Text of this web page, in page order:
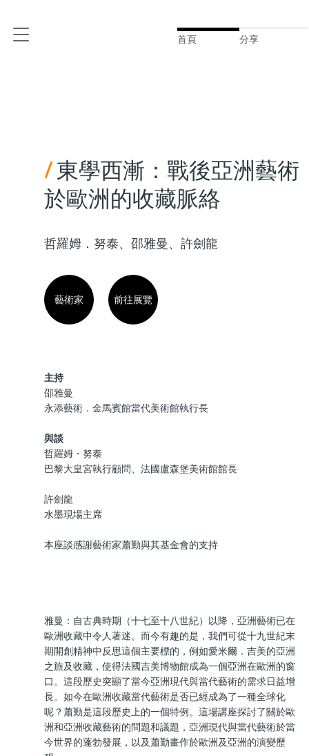
首頁 分享
/東學西漸：戰後亞洲藝術
於歐洲的收藏脈絡
哲羅姆．努泰、邵雅曼、許劍龍
藝術家 前往展覽
主持
邵雅曼
永添藝術．金馬賓館當代美術館執行長
與談
哲羅姆・努泰
巴黎大皇宮執行顧問、法國盧森堡美術館館長
許劍龍
水墨現場主席
本座談感謝藝術家蕭勤與其基金會的支持
雅曼：自古典時期（十七至十八世紀）以降，亞洲藝術已在
歐洲收藏中令人著迷。而今有趣的是，我們可從十九世紀末
期開創精神中反思這個主要標的，例如愛米爾．吉美的亞洲
之旅及收藏，使得法國吉美博物館成為一個亞洲在歐洲的窗
口。這段歷史突顯了當今亞洲現代與當代藝術的需求日益增
長。如今在歐洲收藏當代藝術是否已經成為了一種全球化
呢？蕭勤是這段歷史上的一個特例。這場講座探討了關於歐
洲和亞洲收藏藝術的問題和議題，亞洲現代與當代藝術於當
今世界的蓬勃發展，以及蕭勤畫作於歐洲及亞洲的演變歷